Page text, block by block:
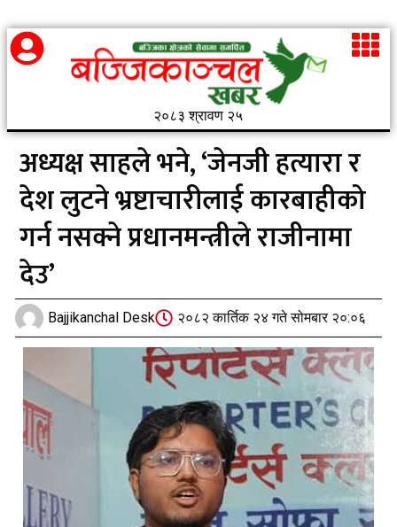
२०८३ श्रावण २५
अध्यक्ष साहले भने, ‘जेनजी हत्यारा र
देश लुटने भ्रष्टाचारीलाई कारबाहीको
गर्न नसक्ने प्रधानमन्त्रीले राजीनामा
देउ’
Bajjikanchal Desk २०८२ कार्तिक २४ गते सोमबार २०:०६